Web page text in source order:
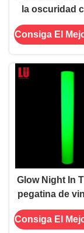
la oscuridad
vinilo
Consiga El
Glow Night In
pegatina de
la seguridad
salidas
Consiga El